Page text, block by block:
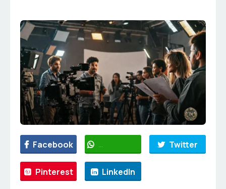
Facebook WhatsApp Twitter
Pinterest LinkedIn